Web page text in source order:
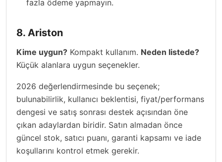
fazla ödeme yapmayın.
8. Ariston
Kime uygun? Kompakt kullanım. Neden listede?
Küçük alanlara uygun seçenekler.
2026 değerlendirmesinde bu seçenek;
bulunabilirlik, kullanıcı beklentisi, fiyat/performans
dengesi ve satış sonrası destek açısından öne
çıkan adaylardan biridir. Satın almadan önce
güncel stok, satıcı puanı, garanti kapsamı ve iade
koşullarını kontrol etmek gerekir.